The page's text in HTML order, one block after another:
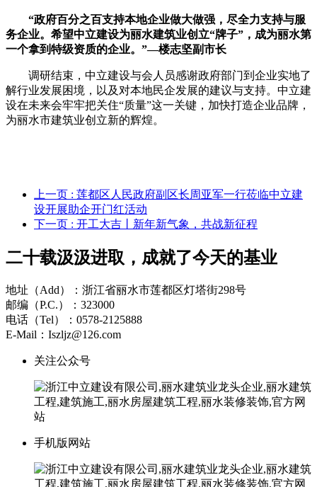
“政府百分之百支持本地企业做大做强，尽全力支持与服
务企业。希望中立建设为丽水建筑业创立“牌子”，成为丽水第
一个拿到特级资质的企业。”—楼志坚副市长
调研结束，中立建设与会人员感谢政府部门到企业实地了
解行业发展困境，以及对本地民企发展的建议与支持。中立建
设在未来会牢牢把关住“质量”这一关键，加快打造企业品牌，
为丽水市建筑业创立新的辉煌。
上一页 : 莲都区人民政府副区长周亚军一行莅临中立建
设开展助企开门红活动
下一页 : 开工大吉丨新年新气象，共战新征程
二十载汲汲进取，成就了今天的基业
地址（Add）：浙江省丽水市莲都区灯塔街298号
邮编（P.C.）：323000
电话（Tel）：0578-2125888
E-Mail：Iszljz@126.com
关注公众号
手机版网站